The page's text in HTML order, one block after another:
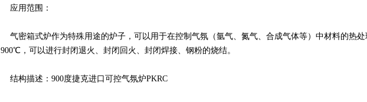
应用范围：
气密箱式炉作为特殊用途的炉子，可以用于在控制气氛（氩气、氮气、合成气体等）中材料的热
900℃，可以进行封闭退火、封闭回火、封闭焊接、钢粉的烧结。
结构描述：900度捷克进口可控气氛炉PKRC